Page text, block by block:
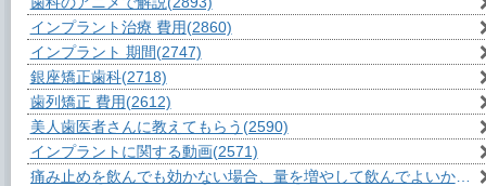
インプラント治療 費用(2860)
インプラント 期間(2747)
銀座矯正歯科(2718)
歯列矯正 費用(2612)
美人歯医者さんに教えてもらう (2590)
インプラントに関する動画(2571)
痛み止めを飲んでも効かない場合、量を増やして飲んでよいか？